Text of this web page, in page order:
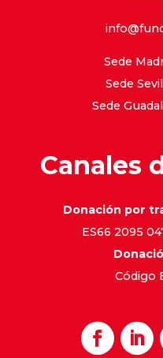
Sede
Sede
Sede
Canales
Donación por
ES66 2095
Código